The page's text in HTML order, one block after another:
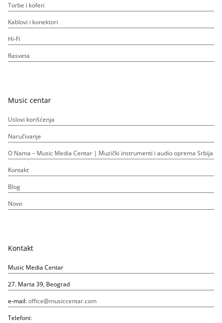
Torbe i koferi
Kablovi i konektori
Hi-Fi
Rasveta
Music centar
Uslovi korišćenja
Naručivanje
O Nama – Music Media Centar | Muzički instrumenti i audio oprema Srbija
Kontakt
Blog
Novo
Kontakt
Music Media Centar
27. Marta 39, Beograd
e-mail:office@musiccentar.com
Telefoni: